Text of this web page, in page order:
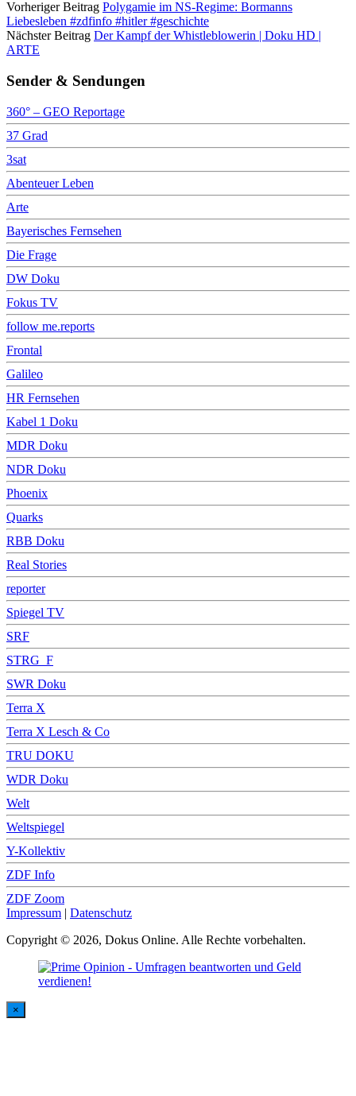
Vorheriger Beitrag Polygamie im NS-Regime: Bormanns
Liebesleben #zdfinfo #hitler #geschichte
Nächster Beitrag Der Kampf der Whistleblowerin | Doku HD |
ARTE
Sender & Sendungen
360° – GEO Reportage
37 Grad
3sat
Abenteuer Leben
Arte
Bayerisches Fernsehen
Die Frage
DW Doku
Fokus TV
follow me.reports
Frontal
Galileo
HR Fernsehen
Kabel 1 Doku
MDR Doku
NDR Doku
Phoenix
Quarks
RBB Doku
Real Stories
reporter
Spiegel TV
SRF
STRG_F
SWR Doku
Terra X
Terra X Lesch & Co
TRU DOKU
WDR Doku
Welt
Weltspiegel
Y-Kollektiv
ZDF Info
ZDF Zoom
Impressum | Datenschutz
Copyright © 2026, Dokus Online. Alle Rechte vorbehalten.
×